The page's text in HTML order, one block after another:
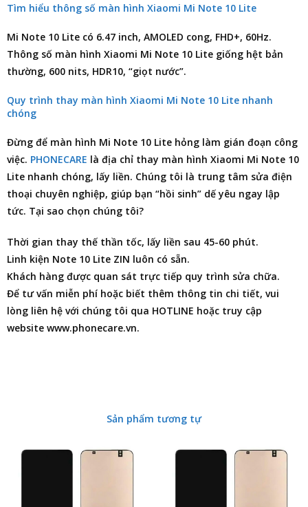
Tìm hiểu thông số màn hình Xiaomi Mi Note 10 Lite
Mi Note 10 Lite có 6.47 inch, AMOLED cong, FHD+, 60Hz.
Thông số màn hình Xiaomi Mi Note 10 Lite giống hệt bản
thường, 600 nits, HDR10, “giọt nước”.
Quy trình thay màn hình Xiaomi Mi Note 10 Lite nhanh
chóng
Đừng để màn hình Mi Note 10 Lite hỏng làm gián đoạn công
việc. PHONECARE là địa chỉ thay màn hình Xiaomi Mi Note 10
Lite nhanh chóng, lấy liền. Chúng tôi là trung tâm sửa điện
thoại chuyên nghiệp, giúp bạn “hồi sinh” dế yêu ngay lập
tức. Tại sao chọn chúng tôi?
Thời gian thay thế thần tốc, lấy liền sau 45-60 phút.
Linh kiện Note 10 Lite ZIN luôn có sẵn.
Khách hàng được quan sát trực tiếp quy trình sửa chữa.
Để tư vấn miễn phí hoặc biết thêm thông tin chi tiết, vui
lòng liên hệ với chúng tôi qua HOTLINE hoặc truy cập
website www.phonecare.vn.
Sản phẩm tương tự